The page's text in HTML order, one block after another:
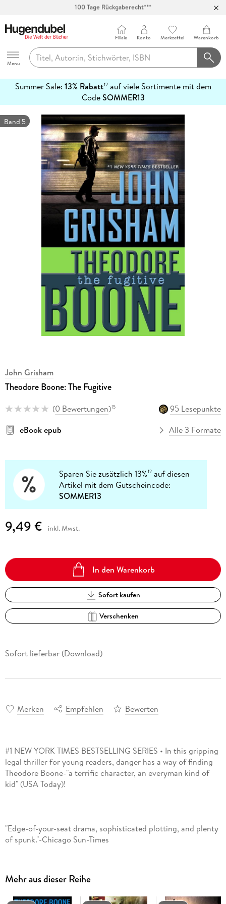
Abholung in über 100 Filialen
Hugendubel
Menu
Filiale Konto Merkzettel Warenkorb
Summer Sale: 13% Rabatt12auf viele Sortimente mit dem
CodeSOMMER13
erfahren
Band 5
John Grisham
Theodore Boone: The Fugitive
(0 Bewertungen)15
95 Lesepunkte
eBook epub
Alle 3 Formate
Sparen Sie zusätzlich 13%12 auf diesen
Artikel mit dem Gutscheincode:
SOMMER13
9,49 € inkl. Mwst.
In den Warenkorb
Sofort kaufen
Verschenken
Sofort lieferbar (Download)
Merken Empfehlen Bewerten
#1 NEW YORK TIMES BESTSELLING SERIES • In this gripping
legal thriller for young readers, danger has a way of finding
Theodore Boone-"a terrific character, an everyman kind of
"Edge-of-your-seat drama, sophisticated plotting, and plenty
Theo Boone thought the danger had passed, but he's about
to face off against an old adversary: accused murderer and
Mehr aus dieser Reihe